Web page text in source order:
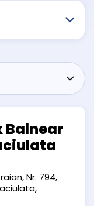
Balnear
Nr. 794,